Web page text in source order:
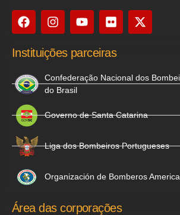
Instituições parceiras
Confederação Nacional dos
do Brasil
Governo de Santa Catarina
Liga dos Bombeiros Portugueses
Organización de Bomberos
Área das corporações